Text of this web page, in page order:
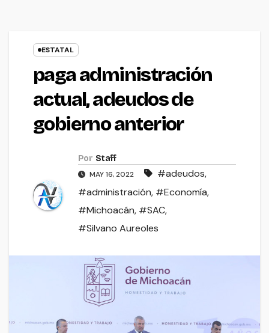
ESTATAL
paga administración
actual, adeudos de
gobierno anterior
Por Staff
MAY 16, 2022 #adeudos,
#administración, #Economía,
#Michoacán, #SAC,
#Silvano Aureoles